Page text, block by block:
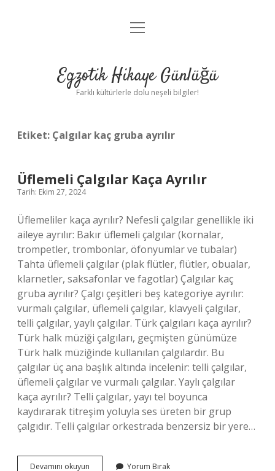
Anasayfa
Yasal Uyarı
menüyü
Egzotik Hikaye Günlüğü
Farklı kültürlerle dolu neşeli bilgiler!
Etiket: Çalgılar kaç gruba ayrılır
Üflemeli Çalgılar Kaça Ayrılır
Tarih: Ekim 27, 2024
Üflemeliler kaça ayrılır? Nefesli çalgılar genellikle iki
aileye ayrılır: Bakır üflemeli çalgılar (kornalar,
trompetler, trombonlar, öfonyumlar ve tubalar)
Tahta üflemeli çalgılar (plak flütler, flütler, obualar,
klarnetler, saksafonlar ve fagotlar) Çalgılar kaç
gruba ayrılır? Çalgı çeşitleri beş kategoriye ayrılır:
vurmalı çalgılar, üflemeli çalgılar, klavyeli çalgılar,
telli çalgılar, yaylı çalgılar. Türk çalgıları kaça ayrılır?
Türk halk müziği çalgıları, geçmişten günümüze
Türk halk müziğinde kullanılan çalgılardır. Bu
çalgılar üç ana başlık altında incelenir: telli çalgılar,
üflemeli çalgılar ve vurmalı çalgılar. Yaylı çalgılar
kaça ayrılır? Telli çalgılar, yayı tel boyunca
kaydırarak titreşim yoluyla ses üreten bir grup
çalgıdır. Telli çalgılar orkestrada benzersiz bir yere…
Devamını okuyun Üflemeli
Yorum Bırak